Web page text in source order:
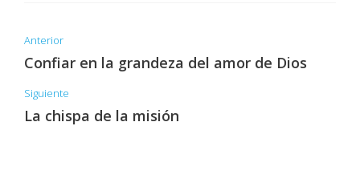
Anterior
Confiar en la grandeza del amor de Dios
Siguiente
La chispa de la misión